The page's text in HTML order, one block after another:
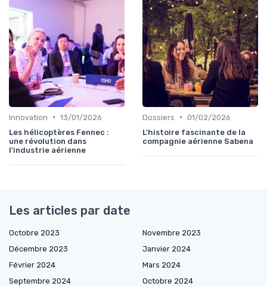
Innovation • 13/01/2026
Les hélicoptères Fennec :
une révolution dans
l'industrie aérienne
Dossiers • 01/02/2026
L'histoire fascinante de la
compagnie aérienne Sabena
Les articles par date
Octobre 2023
Novembre 2023
Décembre 2023
Janvier 2024
Février 2024
Mars 2024
Septembre 2024
Octobre 2024